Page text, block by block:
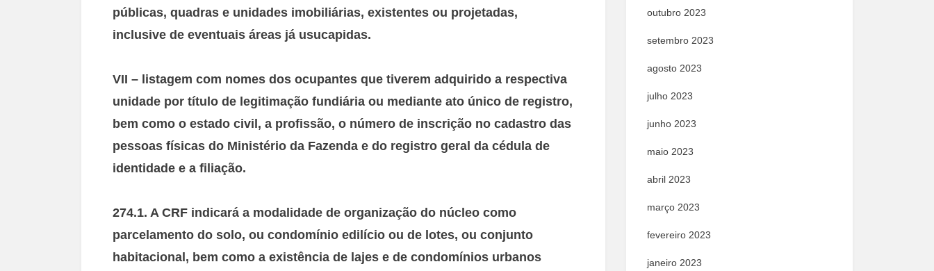
públicas, quadras e unidades imobiliárias, existentes ou projetadas,
inclusive de eventuais áreas já usucapidas.
VII – listagem com nomes dos ocupantes que tiverem adquirido a respectiva
unidade por título de legitimação fundiária ou mediante ato único de registro,
bem como o estado civil, a profissão, o número de inscrição no cadastro das
pessoas físicas do Ministério da Fazenda e do registro geral da cédula de
identidade e a filiação.
274.1. A CRF indicará a modalidade de organização do núcleo como
parcelamento do solo, ou condomínio edilício ou de lotes, ou conjunto
habitacional, bem como a existência de lajes e de condomínios urbanos
outubro 2023
setembro 2023
agosto 2023
julho 2023
junho 2023
maio 2023
abril 2023
março 2023
fevereiro 2023
janeiro 2023